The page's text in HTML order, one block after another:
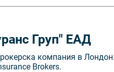
Груп" ЕАД
компания в
Brokers.